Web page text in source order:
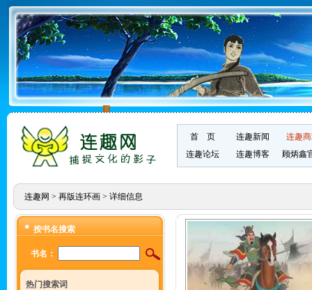
首 页 连趣新闻
连趣
连趣论坛
连趣博客 顾炳鑫
连趣网 > 再版连环画> 详细信息
按书名搜索
书名：
热门搜索词